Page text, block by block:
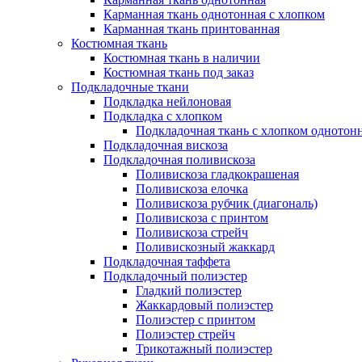
Карманная ткань однотонная с хлопком
Карманная ткань принтованная
Костюмная ткань
Костюмная ткань в наличии
Костюмная ткань под заказ
Подкладочные ткани
Подкладка нейлоновая
Подкладка с хлопком
Подкладочная ткань с хлопком
Подкладочная вискоза
Подкладочная поливискоза
Поливискоза гладкокрашеная
Поливискоза елочка
Поливискоза рубчик (диагональ)
Поливискоза с принтом
Поливискоза стрейч
Поливискозный жаккард
Подкладочная таффета
Подкладочный полиэстер
Гладкий полиэстер
Жаккардовый полиэстер
Полиэстер с принтом
Полиэстер стрейч
Трикотажный полиэстер